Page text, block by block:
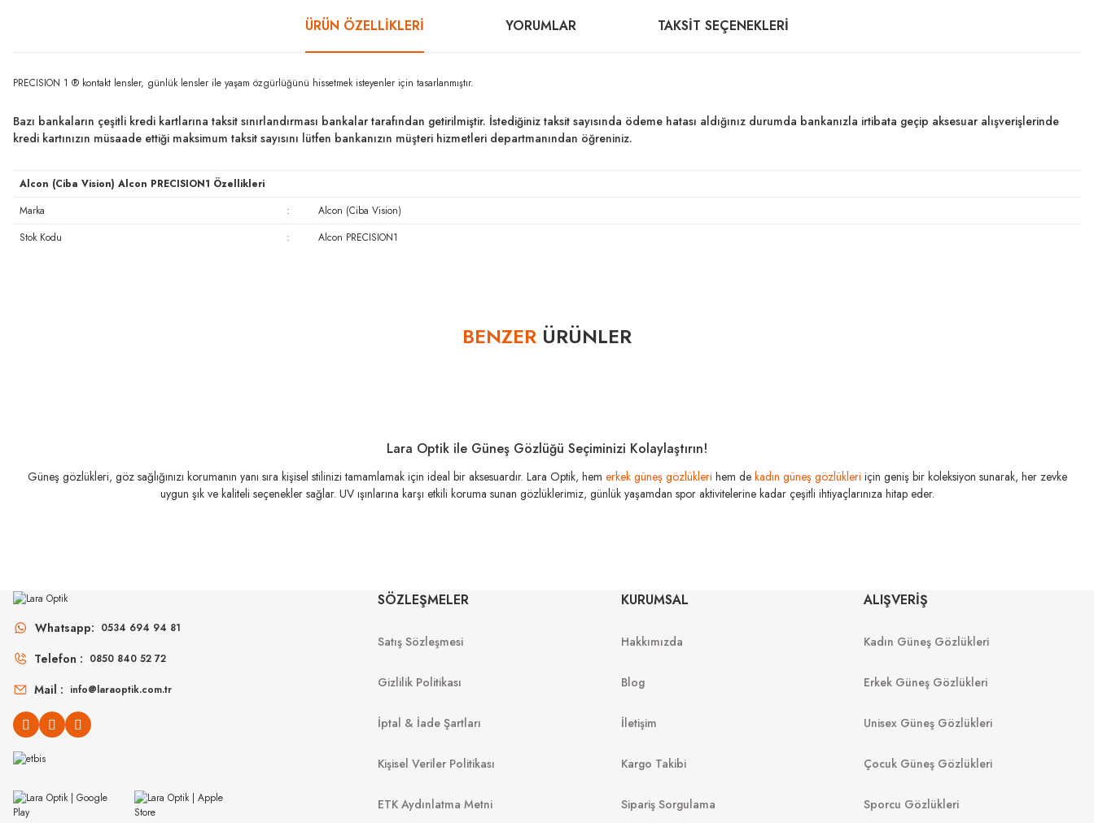
ÜRÜN ÖZELLİKLERİ YORUMLAR TAKSIT SEÇENEKLERI
PRECISION 1 ® kontakt lensler, günlük lensler ile yaşam özgürlüğünü hissetmek isteyenler için tasarlanmıştır.
Bazı bankaların çeşitli kredi kartlarına taksit sınırlandırması bankalar tarafından getirilmiştir. İstediğiniz taksit sayısında ödeme hatası aldığınız durumda bankanızla irtibata geçip aksesuar alışverişlerinde
kredi kartınızın müsaade ettiği maksimum taksit sayısını lütfen bankanızın müşteri hizmetleri departmanından öğreniniz.
Alcon (Ciba Vision) Alcon PRECISION1 Özellikleri
Marka
:
Alcon (Ciba Vision)
Stok Kodu
: Alcon PRECISION1
BENZER ÜRÜNLER
JOHNSON & JOHNSON
Acuvue Oasys 1-Day Moist Multifocal
Acuvue Oasys with Transitions
Lara Optik ile Güneş Gözlüğü Seçiminizi Kolaylaştırın!
Güneş gözlükleri, göz sağlığınızı korumanın yanı sıra kişisel stilinizi tamamlamak için ideal bir aksesuardır. Lara Optik, hem erkek güneş gözlükleri hem de kadın güneş gözlükleri için geniş bir koleksiyon sunarak, her zevke
uygun şık ve kaliteli seçenekler sağlar. UV ışınlarına karşı etkili koruma sunan gözlüklerimiz, günlük yaşamdan spor aktivitelerine kadar çeşitli ihtiyaçlarınıza hitap eder.
Whatsapp: 0534 694 94 81
Telefon : 0850 840 52 72
Mail : info@laraoptik.com.tr
SÖZLEŞMELER
Satış Sözleşmesi
Gizlilik Politikası
İptal & İade Şartları
Kişisel Veriler Politikası
ETK Aydınlatma Metni
KURUMSAL
Hakkımızda
Blog
İletişim
Kargo Takibi
Sipariş Sorgulama
ALIŞVERİŞ
Kadın Güneş Gözlükleri
Erkek Güneş Gözlükleri
Unisex Güneş Gözlükleri
Çocuk Güneş Gözlükleri
Sporcu Gözlükleri